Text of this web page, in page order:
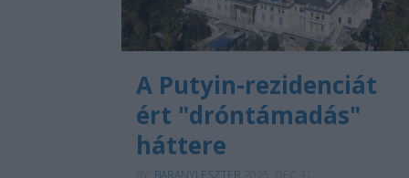
A Putyin-rezidenciát
ért "dróntámadás"
háttere
BARANYI ESZTER